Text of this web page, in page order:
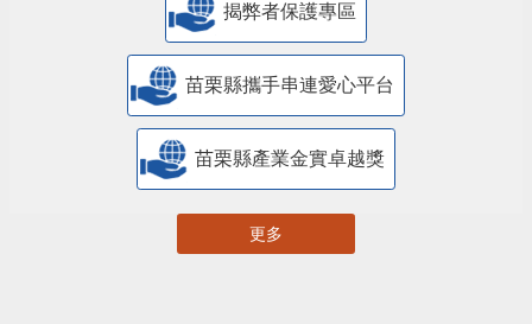
揭弊者保護專區
苗栗縣攜手串連愛心平台
苗栗縣產業金實卓越獎
更多